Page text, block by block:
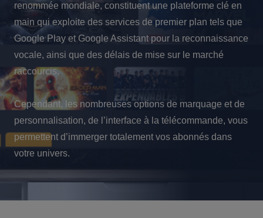
renommée mondiale, constituent une plateforme clé en
main qui exploite des services de premier plan tels que
Google Play et Google Assistant pour la reconnaissance
vocale, ainsi que des délais de mise sur le marché
raccourcis.
Cependant, les nombreuses options de marquage et de
personnalisation, de l’interface à la télécommande, vous
permettent d’immerger totalement vos abonnés dans
votre univers.